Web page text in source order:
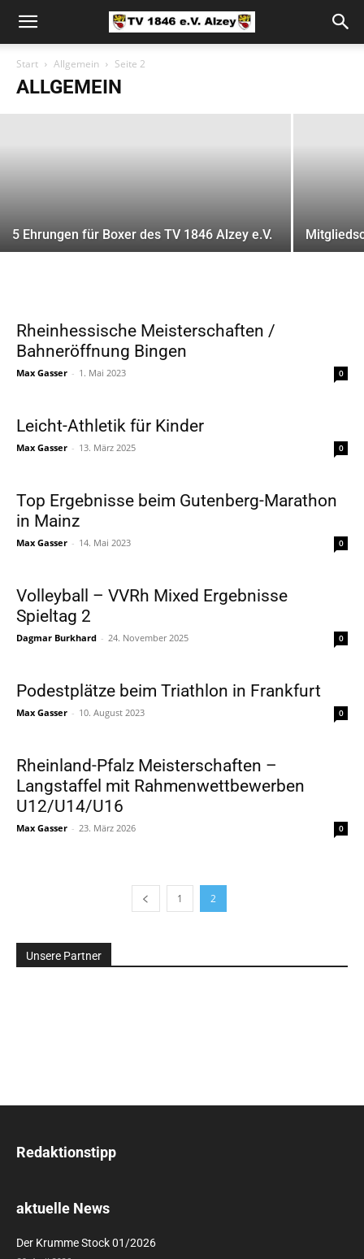
Start Allgemein Seite 2
ALLGEMEIN
Trainingszeiten
webstone24 - 26. Juni 2019
5 Ehrungen für Boxer des TV 1846 Alzey e.V.
Rheinhessische Meisterschaften /
Bahneröffnung Bingen
Max Gasser - 1. Mai 2023 0
Leicht-Athletik für Kinder
Max Gasser - 13. März 2025 0
Top Ergebnisse beim Gutenberg-Marathon
in Mainz
Max Gasser - 14. Mai 2023 0
Volleyball – VVRh Mixed Ergebnisse
Spieltag 2
Dagmar Burkhard - 24. November 2025 0
Podestplätze beim Triathlon in Frankfurt
Max Gasser - 10. August 2023 0
Rheinland-Pfalz Meisterschaften –
Langstaffel mit Rahmenwettbewerben
U12/U14/U16
Max Gasser - 23. März 2026 0
1 2
Unsere Partner
Redaktionstipp
aktuelle News
Der Krumme Stock 01/2026